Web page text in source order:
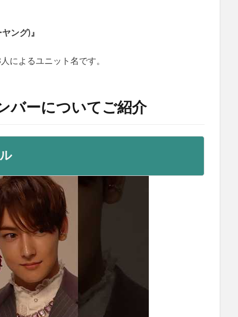
ング)』
によるユニット名です。
バーについてご紹介